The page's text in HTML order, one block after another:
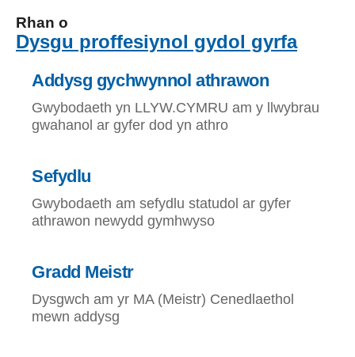
Rhan o
Dysgu proffesiynol gydol gyrfa
Addysg gychwynnol athrawon
Gwybodaeth yn LLYW.CYMRU am y llwybrau
gwahanol ar gyfer dod yn athro
Sefydlu
Gwybodaeth am sefydlu statudol ar gyfer
athrawon newydd gymhwyso
Gradd Meistr
Dysgwch am yr MA (Meistr) Cenedlaethol
mewn addysg